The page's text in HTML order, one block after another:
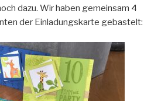
dazu. Wir haben gemeinsam 4
der Einladungskarte gebastelt: